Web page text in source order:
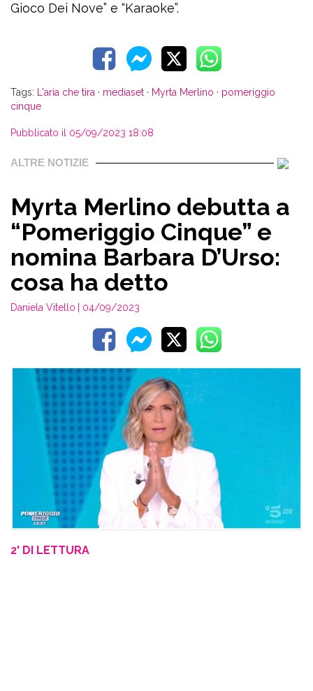
Gioco Dei Nove” e “Karaoke”.
Tags: L'aria che tira · mediaset · Myrta Merlino · pomeriggio
cinque
Pubblicato il 05/09/2023 18:08
ALTRE NOTIZIE
Myrta Merlino debutta a
“Pomeriggio Cinque” e
nomina Barbara D’Urso:
cosa ha detto
Daniela Vitello | 04/09/2023
2' DI LETTURA